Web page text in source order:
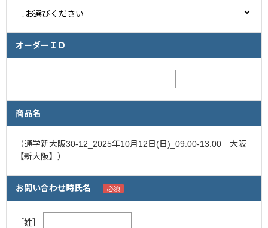
閉じる
オーダーＩＤ
商品名
（通学新大阪30-12_2025年10月12日(日)_09:00-13:00 大阪
【新大阪】）
お問い合わせ時氏名
［姓］